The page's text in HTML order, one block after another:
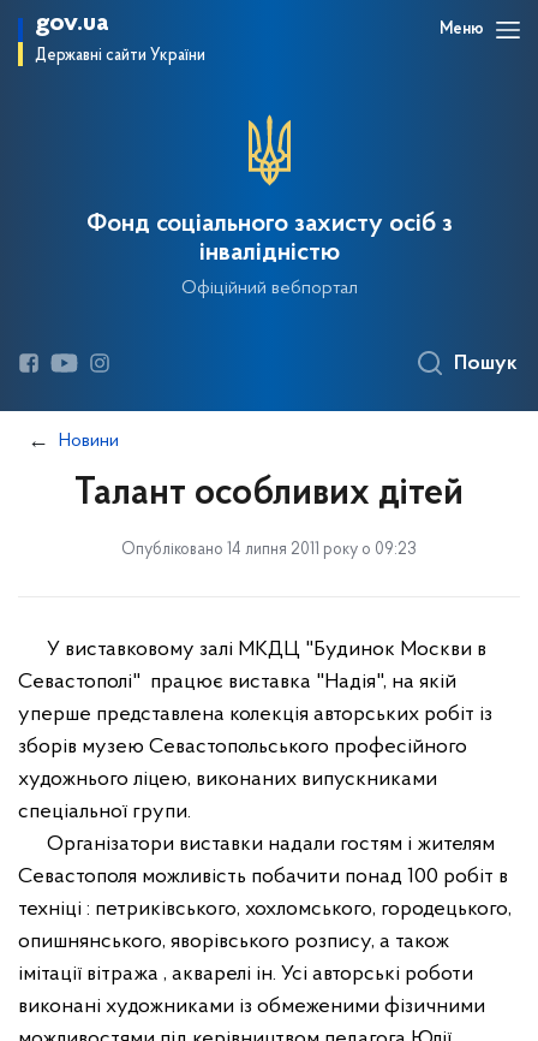
gov.ua
Державні сайти України
Меню
Фонд соціального захисту осіб з
інвалідністю
Офіційний вебпортал
Пошук
Новини
Талант особливих дітей
Опубліковано 14 липня 2011 року о 09:23
У виставковому залі МКДЦ "Будинок Москви в
Севастополі" працює виставка "Надія", на якій
уперше представлена колекція авторських робіт із
зборів музею Севастопольського професійного
художнього ліцею, виконаних випускниками
спеціальної групи.
Організатори виставки надали гостям і жителям
Севастополя можливість побачити понад 100 робіт в
техніці : петриківського, хохломського, городецького,
опишнянського, яворівського розпису, а також
імітації вітража , акварелі ін. Усі авторські роботи
виконані художниками із обмеженими фізичними